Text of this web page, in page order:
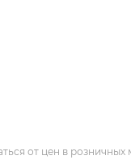
от цен в розничных